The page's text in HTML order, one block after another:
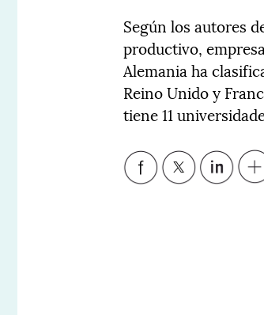
Según los autores
productivo,
Alemania ha
Reino Unido y
tiene 11